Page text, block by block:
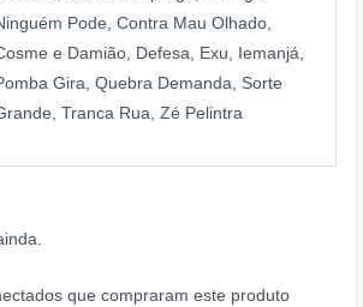
Pode, Contra Mau Olhado,
e Damião, Defesa, Exu, Iemanjá,
Gira, Quebra Demanda, Sorte
Tranca Rua, Zé Pelintra
que compraram este produto